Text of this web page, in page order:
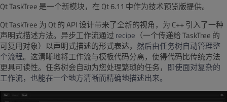
Qt TaskTree 是一个新模块，在 Qt 6.11 中作为技术预览版提供。
Qt TaskTree 为 Qt 的 API 设计带来了全新的视角，为 C++ 引入了一种
声明式描述方法。异步工作流通过 recipe （一个传递给 TaskTree 的
可复用对象）以声明式描述的形式表达， 然后由任务树自动管理整
个流程。这清晰地将工作流与模板代码分离，使得代码比传统方法
更具可读性。任务树会自动为您处理繁琐的任务， 即使面对复杂的
工作流，也能在一个地方清晰而精确地描述出来。